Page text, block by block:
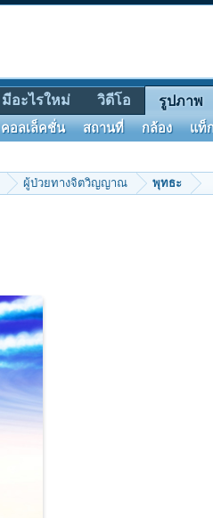
ผู้ป่วยทางจิตวิญญาณ พุทธะ
มีอะไรใหม่ วิดีโอ รูปภาพ
คอลเล็คชั่น สถานที่ กล้อง แท็